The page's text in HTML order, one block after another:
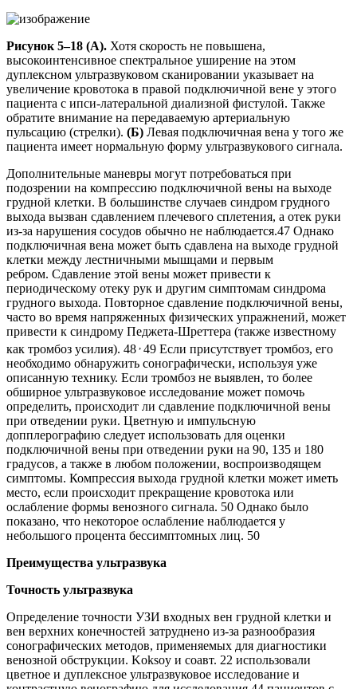
Рисунок 5–18 (А). Хотя скорость не повышена,
высокоинтенсивное спектральное уширение на этом
дуплексном ультразвуковом сканировании указывает на
увеличение кровотока в правой подключичной вене у этого
пациента с ипси-латеральной диализной фистулой. Также
обратите внимание на передаваемую артериальную
пульсацию (стрелки). (Б) Левая подключичная вена у того же
пациента имеет нормальную форму ультразвукового сигнала.
Дополнительные маневры могут потребоваться при
подозрении на компрессию подключичной вены на выходе
грудной клетки. В большинстве случаев синдром грудного
выхода вызван сдавлением плечевого сплетения, а отек руки
из-за нарушения сосудов обычно не наблюдается.47 Однако
подключичная вена может быть сдавлена ​​на выходе грудной
клетки между лестничными мышцами и первым
ребром. Сдавление этой вены может привести к
периодическому отеку рук и другим симптомам синдрома
грудного выхода. Повторное сдавление подключичной вены,
часто во время напряженных физических упражнений, может
привести к синдрому Педжета-Шреттера (также известному
как тромбоз усилия). 48 , 49 Если присутствует тромбоз, его
необходимо обнаружить сонографически, используя уже
описанную технику. Если тромбоз не выявлен, то более
обширное ультразвуковое исследование может помочь
определить, происходит ли сдавление подключичной вены
при отведении руки. Цветную и импульсную
допплерографию следует использовать для оценки
подключичной вены при отведении руки на 90, 135 и 180
градусов, а также в любом положении, воспроизводящем
симптомы. Компрессия выхода грудной клетки может иметь
место, если происходит прекращение кровотока или
ослабление формы венозного сигнала. 50 Однако было
показано, что некоторое ослабление наблюдается у
небольшого процента бессимптомных лиц. 50
Преимущества ультразвука
Точность ультразвука
Определение точности УЗИ входных вен грудной клетки и
вен верхних конечностей затруднено из-за разнообразия
сонографических методов, применяемых для диагностики
венозной обструкции. Koksoy и соавт. 22 использовали
цветное и дуплексное ультразвуковое исследование и